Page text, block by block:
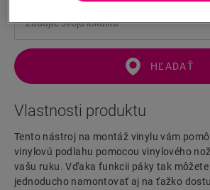
HĽADAŤ
Vlastnosti produktu
Tento nástroj na montáž vinylu vám
vinylovú podlahu pomocou vinylového
vašu ruku. Vďaka funkcii páky tak
jednoducho namontovať aj na ťažko